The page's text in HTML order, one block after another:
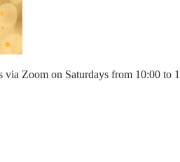
via Zoom on Saturdays from 10:00